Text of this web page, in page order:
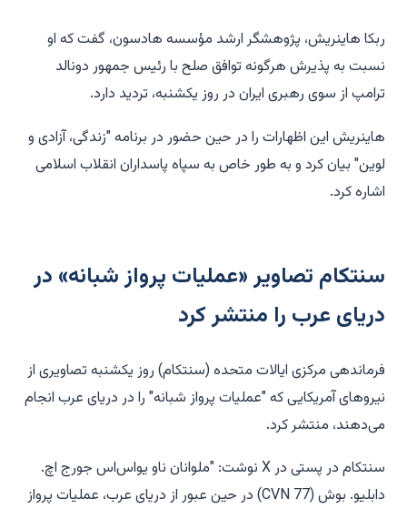
ربکا هاینریش، پژوهشگر ارشد مؤسسه هادسون، گفت که او
نسبت به پذیرش هرگونه توافق صلح با رئیس جمهور دونالد
ترامپ از سوی رهبری ایران در روز یکشنبه، تردید دارد.
هاینریش این اظهارات را در حین حضور در برنامه "زندگی، آزادی و
لوین" بیان کرد و به طور خاص به سپاه پاسداران انقلاب اسلامی
اشاره کرد.
سنتکام تصاویر «عملیات پرواز شبانه» در
دریای عرب را منتشر کرد
فرماندهی مرکزی ایالات متحده (سنتکام) روز یکشنبه تصاویری از
نیروهای آمریکایی که "عملیات پرواز شبانه" را در دریای عرب انجام
می‌دهند، منتشر کرد.
سنتکام در پستی در X نوشت: "ملوانان ناو یواس‌اس جورج اچ.
دابلیو. بوش (CVN 77) در حین عبور از دریای عرب، عملیات پرواز